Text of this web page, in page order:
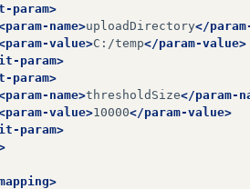
param>
name>uploadDirectory</
value>C:/temp</param-value>
param>
param>
name>thresholdSize</param-
value>10000</param-value>
param>